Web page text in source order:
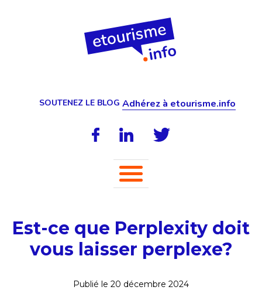
SOUTENEZ LE BLOG Adhérez à etourisme.info
Est-ce que Perplexity doit
vous laisser perplexe?
Publié le 20 décembre 2024